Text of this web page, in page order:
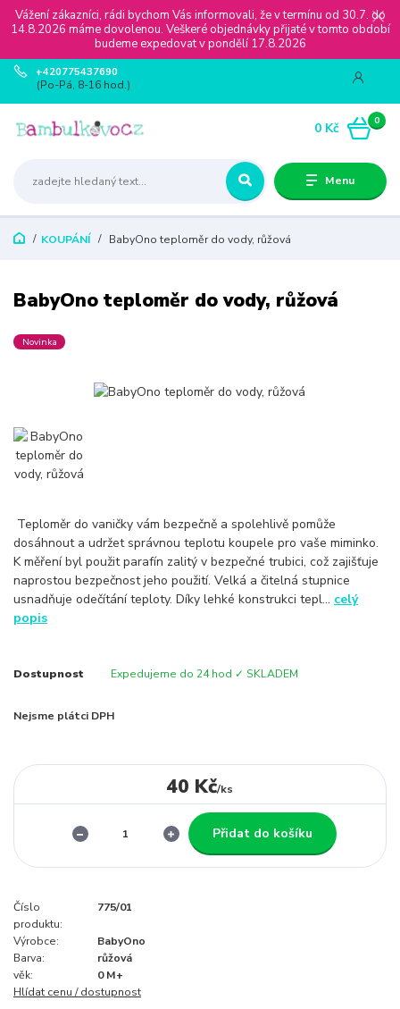
Vážení zákazníci, rádi bychom Vás informovali, že v termínu od 30.7. do
14.8.2026 máme dovolenou. Veškeré objednávky přijaté v tomto období
budeme expedovat v pondělí 17.8.2026
Menu
+420775437690
(Po-Pá, 8-16 hod.)
0
0 Kč
KOUPÁNÍ BabyOno teploměr do vody, růžová
BabyOno teploměr do vody, růžová
Novinka
Teploměr do vaničky vám bezpečně a spolehlivě pomůže
dosáhnout a udržet správnou teplotu koupele pro vaše miminko.
K měření byl použit parafín zalitý v bezpečné trubici, což zajišťuje
naprostou bezpečnost jeho použití. Velká a čitelná stupnice
usnadňuje odečítání teploty. Díky lehké konstrukci tepl... celý
popis
Dostupnost Expedujeme do 24 hod ✓ SKLADEM
Nejsme plátci DPH
40 Kč/ks
Přidat do košíku
Číslo
produktu:
775/01
Výrobce:
BabyOno
Barva:
růžová
věk:
0 M+
Hlídat cenu / dostupnost